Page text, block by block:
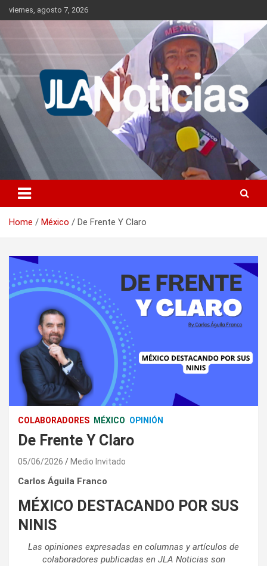
Skip
to
viernes, agosto 7, 2026
Jlanoticias
Información relevante en tiempo real.
Home México De Frente Y Claro
COLABORADORES MÉXICO OPINIÓN
De Frente Y Claro
05/06/2026 Medio Invitado
Carlos Águila Franco
MÉXICO DESTACANDO POR SUS
NINIS
Las opiniones expresadas en columnas y artículos de
colaboradores publicadas en JLA Noticias son